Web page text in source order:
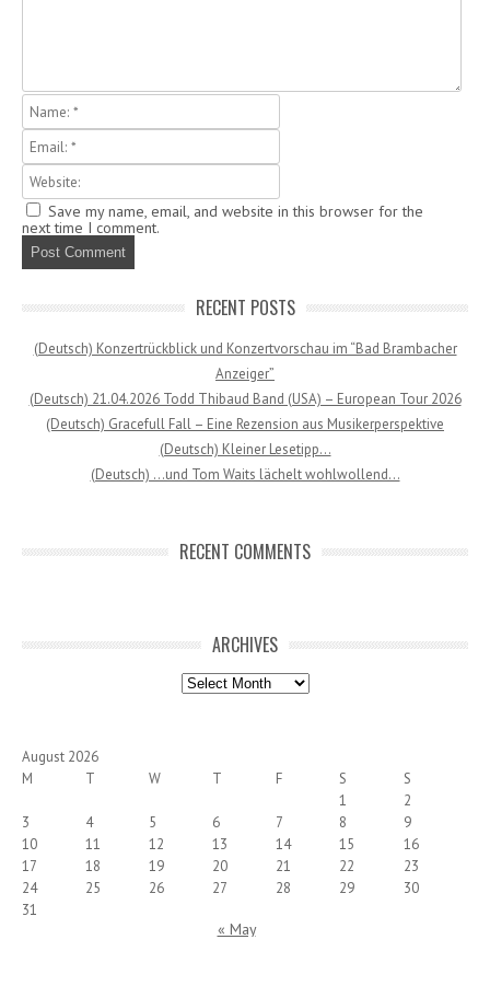
Save my name, email, and website in this browser for the
next time I comment.
RECENT POSTS
(Deutsch) Konzertrückblick und Konzertvorschau im “Bad Brambacher
Anzeiger”
(Deutsch) 21.04.2026 Todd Thibaud Band (USA) – European Tour 2026
(Deutsch) Gracefull Fall – Eine Rezension aus Musikerperspektive
(Deutsch) Kleiner Lesetipp…
(Deutsch) …und Tom Waits lächelt wohlwollend…
RECENT COMMENTS
ARCHIVES
Archives
August 2026
M
T W T F S
S
1
2
3
4 5 6 7 8
9
10
11 12 13 14 15
16
17
18 19 20 21 22
23
24
25 26 27 28 29
30
31
« May